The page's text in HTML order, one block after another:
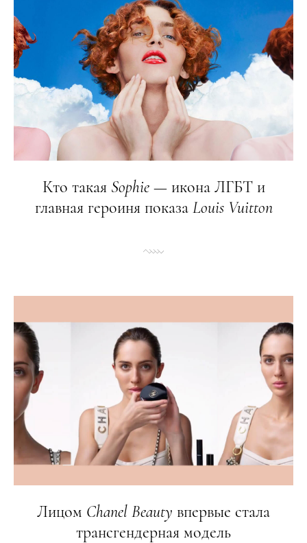
Кто такая Sophie— икона ЛГБТ и
главная героиня показа Louis Vuitton
Лицом Chanel Beauty впервые стала
трансгендерная модель